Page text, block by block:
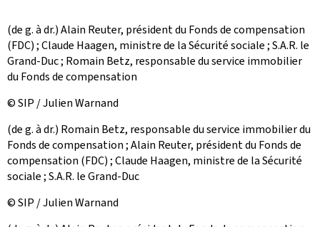
(de g. à dr.) Alain Reuter, président du Fonds de compensation
(FDC) ; Claude Haagen, ministre de la Sécurité sociale ; S.A.R. le
Grand-Duc ; Romain Betz, responsable du service immobilier
du Fonds de compensation
© SIP / Julien Warnand
(de g. à dr.) Romain Betz, responsable du service immobilier du
Fonds de compensation ; Alain Reuter, président du Fonds de
compensation (FDC) ; Claude Haagen, ministre de la Sécurité
sociale ; S.A.R. le Grand-Duc
© SIP / Julien Warnand